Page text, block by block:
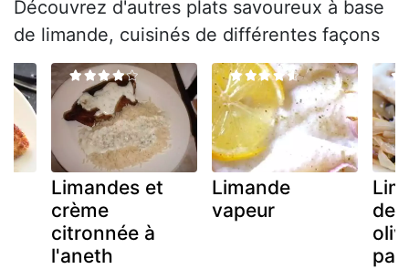
Découvrez d'autres plats savoureux à base
de limande, cuisinés de différentes façons
Limandes et
crème
citronnée à
l'aneth
Limande
vapeur
de